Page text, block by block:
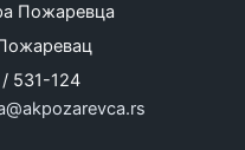
Пожаревца
/ 531-124